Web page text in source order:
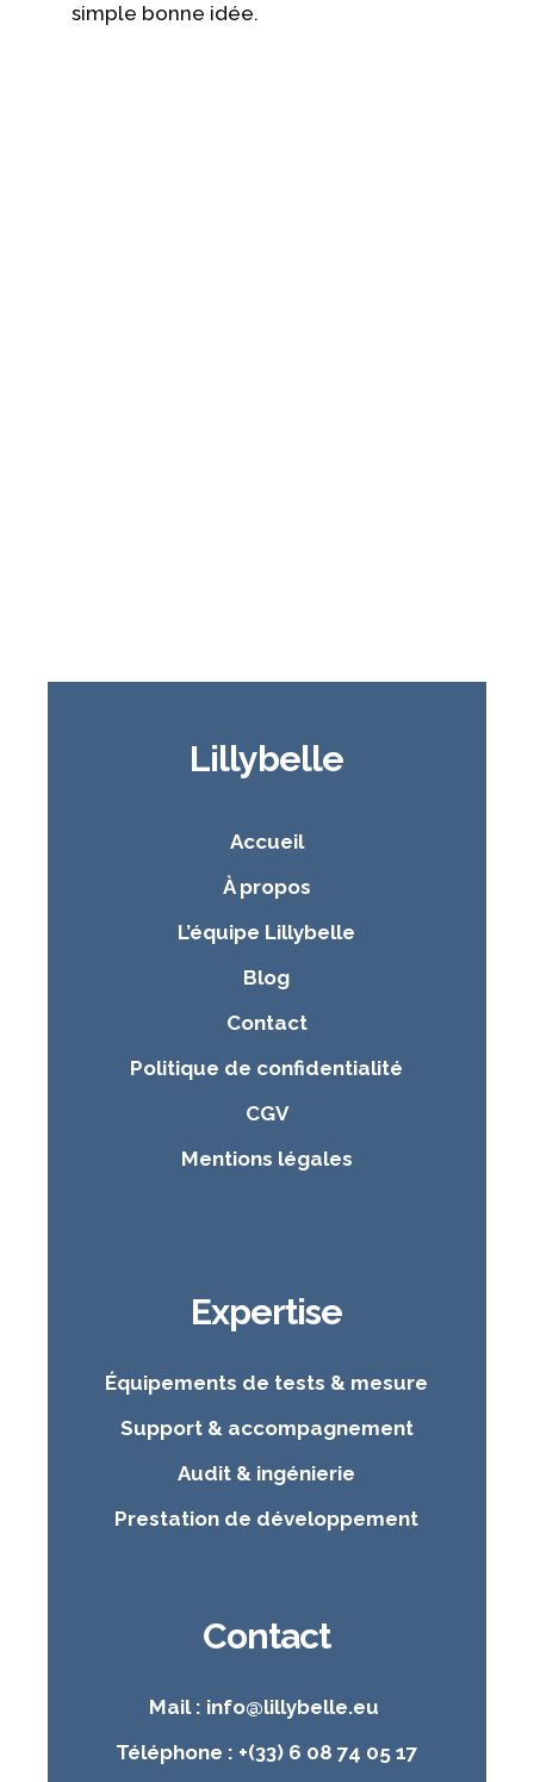
simple bonne idée.
Lillybelle
Accueil
À propos
L’équipe Lillybelle
Blog
Contact
Politique de confidentialité
CGV
Mentions légales
Expertise
Équipements de tests & mesure
Support & accompagnement
Audit & ingénierie
Prestation de développement
Contact
Mail : info@lillybelle.eu
Téléphone : +(33) 6 08 74 05 17